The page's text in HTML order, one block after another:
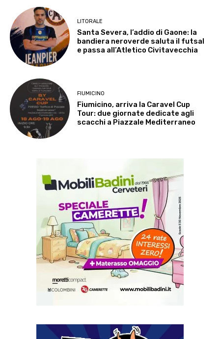
LITORALE
Santa Severa, l’addio di Gaone: la
bandiera neroverde saluta il futsal
e passa all’Atletico Civitavecchia
FIUMICINO
Fiumicino, arriva la Caravel Cup
Tour: due giornate dedicate agli
scacchi a Piazzale Mediterraneo